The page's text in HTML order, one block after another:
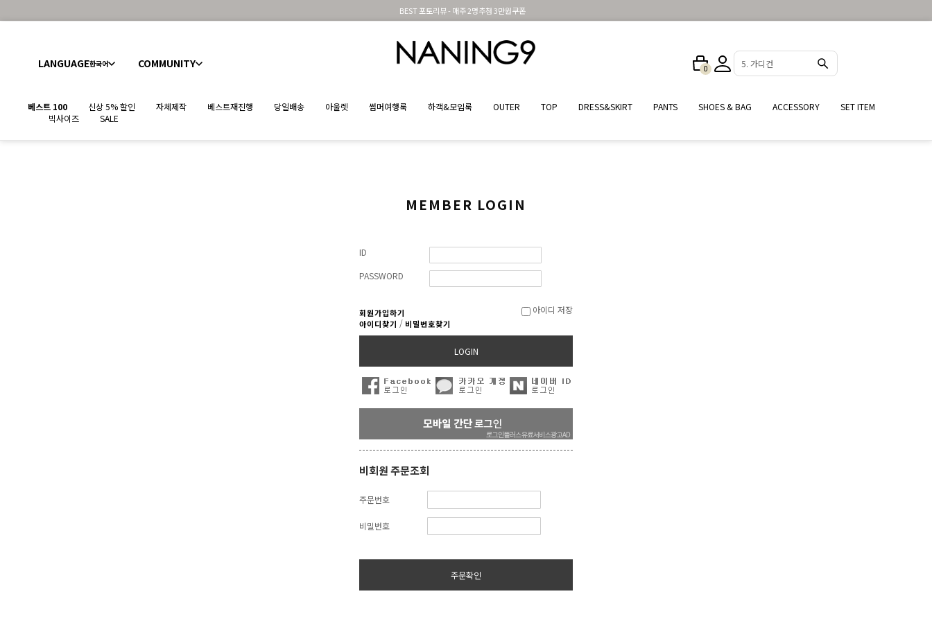
BEST 포토리뷰 - 매주 2명추첨 3만원쿠폰
LANGUAGE한국어 COMMUNITY 0 5. 가디건
베스트 100 신상 5% 할인 자체제작 베스트재진행 당일배송 아울렛 썸머여행룩 하객&모임룩 OUTER TOP DRESS&SKIRT PANTS SHOES & BAG ACCESSORY
SET ITEM
빅사이즈
SALE
MEMBER LOGIN
ID
PASSWORD
회원가입하기
아이디찾기 / 비밀번호찾기
아이디 저장
LOGIN
비회원 주문조회
주문번호
비밀번호
주문확인